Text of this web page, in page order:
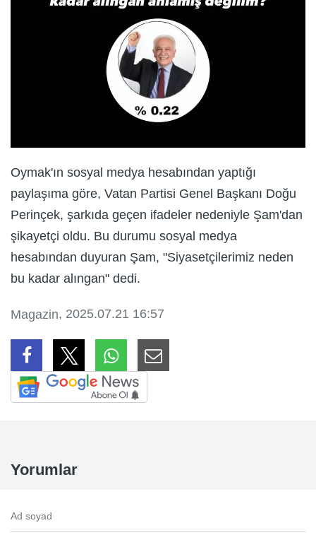
Oymak'ın sosyal medya hesabından yaptığı
paylaşıma göre, Vatan Partisi Genel Başkanı Doğu
Perinçek, şarkıda geçen ifadeler nedeniyle Şam'dan
şikayetçi oldu. Bu durumu sosyal medya
hesabından duyuran Şam, "Siyasetçilerimiz neden
bu kadar alıngan" dedi.
Magazin, 2025.07.21 16:57
Yorumlar